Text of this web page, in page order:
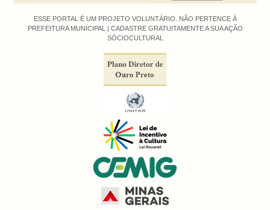
ESSE PORTAL É UM PROJETO VOLUNTÁRIO. NÃO PERTENCE À
PREFEITURA MUNICIPAL | CADASTRE GRATUITAMENTE A SUA AÇÃO
SÓCIOCULTURAL